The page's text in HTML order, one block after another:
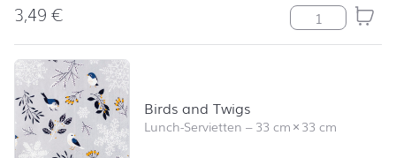
3,49€ Easter Friends
Birds and Twigs
Lunch-Servietten –33 cm×33 cm